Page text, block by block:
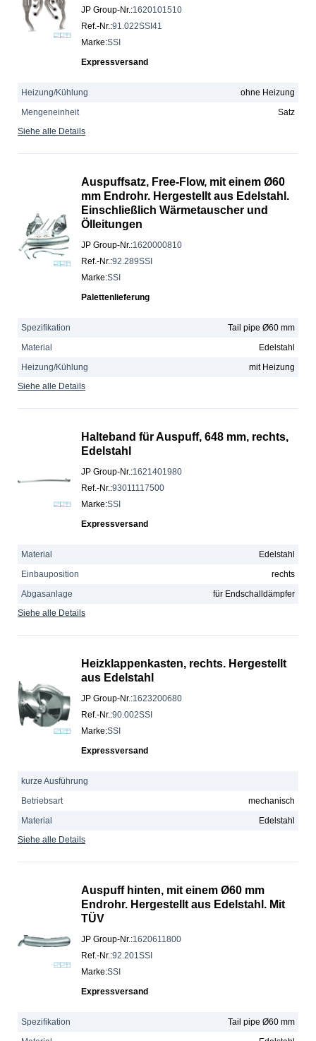
JP Group-Nr.:1620101510
Ref.-Nr.:91.022SSI41
Marke:SSI
Expressversand
Heizung/Kühlung
ohne Heizung
Mengeneinheit
Satz
Siehe alle Details
Auspuffsatz, Free-Flow, mit einem Ø60
mm Endrohr. Hergestellt aus Edelstahl.
Einschließlich Wärmetauscher und
Ölleitungen
JP Group-Nr.:1620000810
Ref.-Nr.:92.289SSI
Marke:SSI
Palettenlieferung
Spezifikation
Tail pipe Ø60 mm
Material
Edelstahl
Heizung/Kühlung
mit Heizung
Siehe alle Details
Halteband für Auspuff, 648 mm, rechts,
Edelstahl
JP Group-Nr.:1621401980
Ref.-Nr.:93011117500
Marke:SSI
Expressversand
Material
Edelstahl
Einbauposition
rechts
Abgasanlage
für Endschalldämpfer
Siehe alle Details
Heizklappenkasten, rechts. Hergestellt
aus Edelstahl
JP Group-Nr.:1623200680
Ref.-Nr.:90.002SSI
Marke:SSI
Expressversand
kurze Ausführung
Betriebsart
mechanisch
Material
Edelstahl
Siehe alle Details
Auspuff hinten, mit einem Ø60 mm
Endrohr. Hergestellt aus Edelstahl. Mit
TÜV
JP Group-Nr.:1620611800
Ref.-Nr.:92.201SSI
Marke:SSI
Expressversand
Spezifikation
Tail pipe Ø60 mm